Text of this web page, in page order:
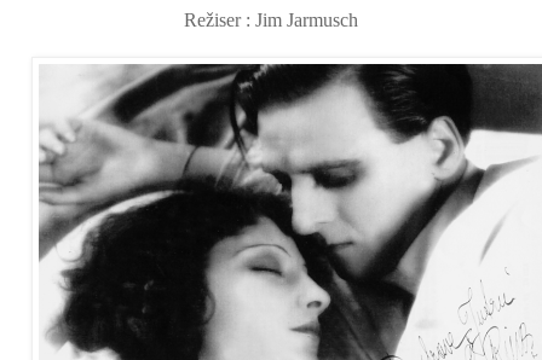
Režiser : Jim Jarmusch